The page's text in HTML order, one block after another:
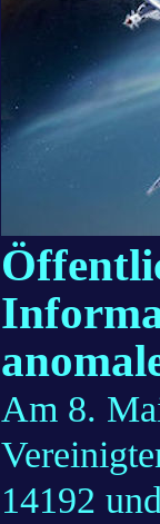
Am 8.
14192